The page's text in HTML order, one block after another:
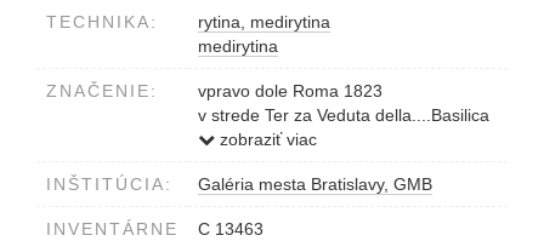
TECHNIKA:
rytina, medirytina
medirytina
ZNAČENIE:
vpravo dole Roma 1823
v strede Ter za Veduta della....Basilica
di S.Paolo...principalmente del
1823
zobraziť viac
INŠTITÚCIA: Galéria mesta Bratislavy, GMB
INVENTÁRNE
C 13463